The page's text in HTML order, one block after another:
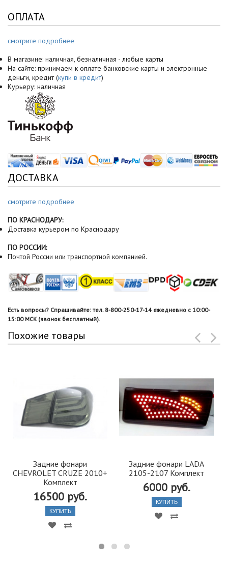
ОПЛАТА
смотрите подробнее
В магазине: наличная, безналичная - любые карты
На сайте: принимаем к оплате банковские карты и электронные
деньги, кредит (купи в кредит)
Курьеру: наличная
ДОСТАВКА
смотрите подробнее
ПО КРАСНОДАРУ:
Доставка курьером по Краснодару
ПО РОССИИ:
Почтой России или транспортной компанией.
Есть вопросы? Спрашивайте: тел. 8-800-250-17-14 ежедневно с 10:00-
15:00 МСК (звонок бесплатный).
Похожие товары
Задние фонари
CHEVROLET CRUZE 2010+
Комплект
16500 руб.
КУПИТЬ
Задние фонари LADA
2105-2107 Комплект
6000 руб.
КУПИТЬ